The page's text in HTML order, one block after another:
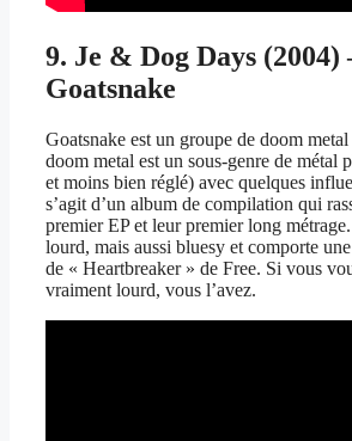
9. Je & Dog Days (2004)
Goatsnake
Goatsnake est un groupe de doom
doom metal est un sous-genre de métal
et moins bien réglé) avec quelques
s’agit d’un album de compilation qui
premier EP et leur premier long métrage.
lourd, mais aussi bluesy et comporte
de « Heartbreaker » de Free. Si vous
vraiment lourd, vous l’avez.